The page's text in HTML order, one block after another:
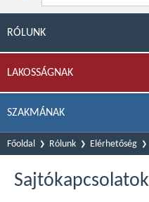
RÓLUNK
LAKOSSÁGNAK
SZAKMÁNAK
Főoldal Rólunk Elérhetőség
Sajtókapcsolatok